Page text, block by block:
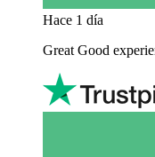
Hace 1 día
Great Good